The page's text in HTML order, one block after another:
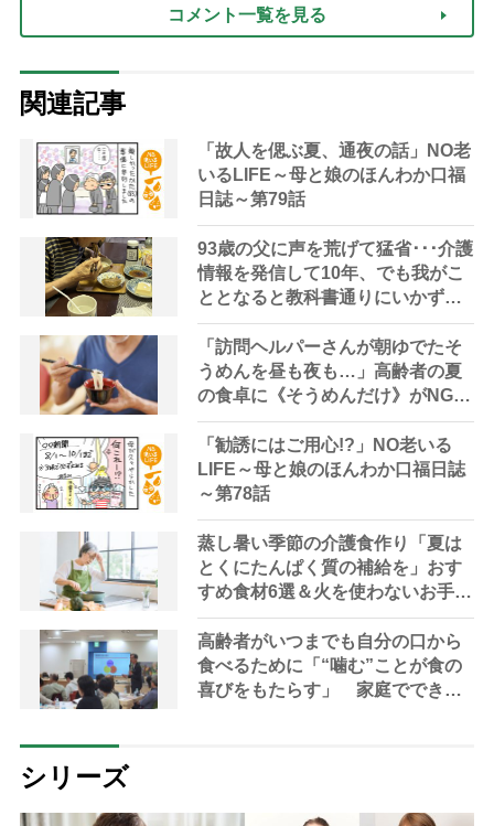
コメント一覧を見る
関連記事
「故人を偲ぶ夏、通夜の話」NO老
いるLIFE～母と娘のほんわか口福
日誌～第79話
93歳の父に声を荒げて猛省･･･介護
情報を発信して10年、でも我がこ
ととなると教科書通りにいかずに
ため息「感情と理性の狭間で右往
左往する現実」
「訪問ヘルパーさんが朝ゆでたそ
うめんを昼も夜も…」高齢者の夏
の食卓に《そうめんだけ》がNGな
理由とは？【管理栄養士が解説】
「勧誘にはご用心!?」NO老いる
LIFE～母と娘のほんわか口福日誌
～第78話
蒸し暑い季節の介護食作り「夏は
とくにたんぱく質の補給を」おす
すめ食材6選＆火を使わないお手軽
レシピ3選【管理栄養士提案】
高齢者がいつまでも自分の口から
食べるために「“噛む”ことが食の
喜びをもたらす」 家庭でできる
シリーズ